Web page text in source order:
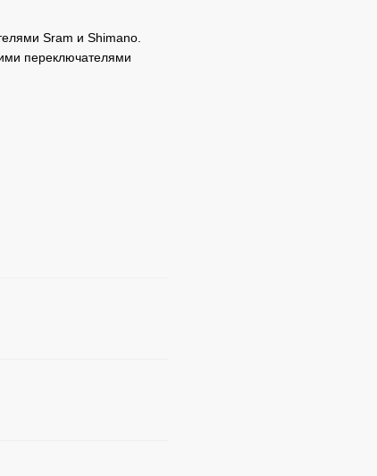
Sram и Shimano.
переключателями